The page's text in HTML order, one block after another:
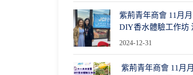
紫荊青年商會 11月
DIY香水體驗工作坊
2024-12-31
紫荊青年商會 11月